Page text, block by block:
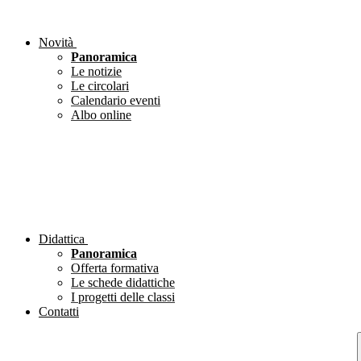
Novità
Panoramica
Le notizie
Le circolari
Calendario eventi
Albo online
Didattica
Panoramica
Offerta formativa
Le schede didattiche
I progetti delle classi
Contatti